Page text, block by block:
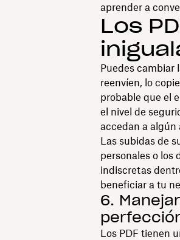
aprender a
Los
Puedes cambiar
reenvíen, lo
probable que el
el nivel de
accedan a
Las subidas de
personales o los
indiscretas
beneficiar a tu
6.
Los PDF tienen